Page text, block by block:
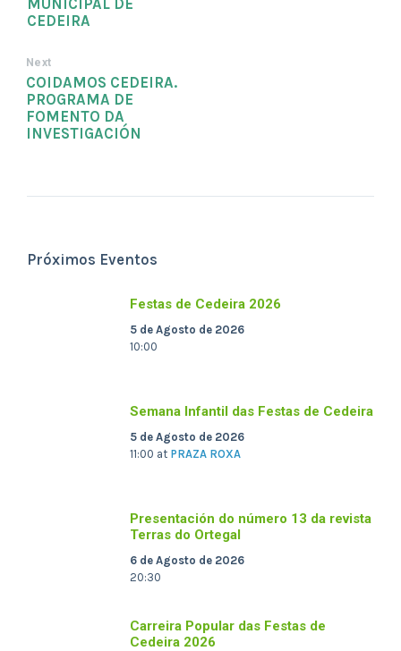
MUNICIPAL DE
CEDEIRA
Next
COIDAMOS CEDEIRA.
PROGRAMA DE
FOMENTO DA
INVESTIGACIÓN
Próximos Eventos
Festas de Cedeira 2026
5 de Agosto de 2026
10:00
Semana Infantil das Festas de Cedeira
5 de Agosto de 2026
11:00 at PRAZA ROXA
Presentación do número 13 da revista
Terras do Ortegal
6 de Agosto de 2026
20:30
Carreira Popular das Festas de
Cedeira 2026